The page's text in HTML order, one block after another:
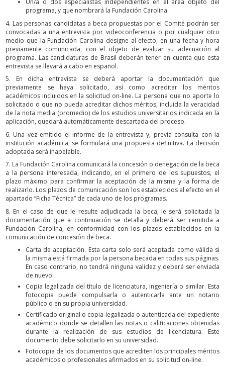
Un/a o dos especialistas independientes en el área objeto del
programa, y que nombrará la Fundación Carolina.
4. Las personas candidatas a beca propuestas por el Comité podrán ser
convocadas a una entrevista por videoconferencia o por cualquier otro
medio que la Fundación Carolina designe al efecto, en una fecha y hora
previamente comunicada, con el objeto de evaluar su adecuación al
programa. Las candidaturas de Brasil deberán tener en cuenta que esta
entrevista se llevará a cabo en español.
5. En dicha entrevista se deberá aportar la documentación que
previamente se haya solicitado, así como acreditar los méritos
académicos incluidos en la solicitud on-line. La persona que no aporte lo
solicitado o que no pueda acreditar dichos méritos, incluida la veracidad
de la nota media (promedio) de los estudios universitarios indicada en la
aplicación, quedará automáticamente descartada del proceso.
6. Una vez emitido el informe de la entrevista y, previa consulta con la
institución académica, se formulará una propuesta definitiva. La decisión
adoptada será inapelable.
7. La Fundación Carolina comunicará la concesión o denegación de la beca
a la persona interesada, indicando, en el primero de los supuestos, el
plazo máximo para confirmar la aceptación de la misma y la forma de
realizarlo. Los plazos de comunicación son los establecidos al efecto en el
apartado “Ficha Técnica” de cada uno de los programas.
8. En el caso de que le resulte adjudicada la beca, le será solicitada la
documentación que a continuación se detalla y deberá ser remitida a
Fundación Carolina, en conformidad con los plazos establecidos en la
comunicación de concesión de beca.
Carta de aceptación. Esta carta solo será aceptada como válida si
la misma está firmada por la persona becada en todas sus páginas.
En caso contrario, no tendrá ninguna validez y deberá ser enviada
de nuevo.
Copia legalizada del título de licenciatura, ingeniería o similar. Esta
fotocopia puede compulsarla o autenticarla ante un notario
público o en su propia universidad.
Certificado original o copia legalizada o autenticada del expediente
académico donde se detallen las notas o calificaciones obtenidas
durante la realización de sus estudios de licenciatura. Este
documento debe solicitarlo en su universidad.
Fotocopia de los documentos que acrediten los principales méritos
académicos o profesionales afirmados en su solicitud on-line.